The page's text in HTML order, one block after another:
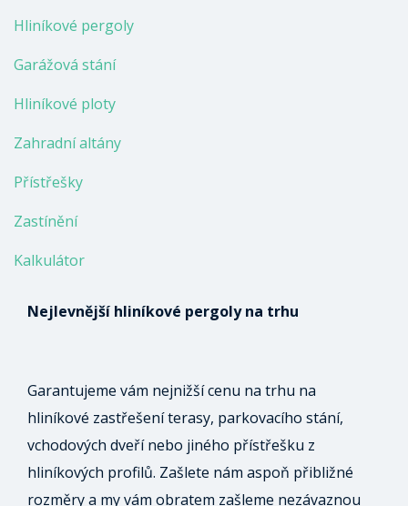
Hliníkové pergoly
Garážová stání
Hliníkové ploty
Zahradní altány
Přístřešky
Zastínění
Kalkulátor
Nejlevnější hliníkové pergoly na trhu
Garantujeme vám nejnižší cenu na trhu na
hliníkové zastřešení terasy, parkovacího stání,
vchodových dveří nebo jiného přístřešku z
hliníkových profilů. Zašlete nám aspoň přibližné
rozměry a my vám obratem zašleme nezávaznou